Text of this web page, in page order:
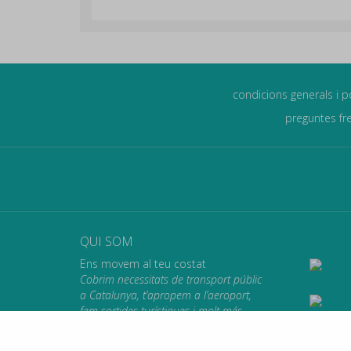
condicions generals i
preguntes
QUI SOM
Ens movem al teu costat
Cobrim necessitats de transport públic
a Catalunya, t’apropem a l’aeroport,
fem sortides turístiques i molt més.